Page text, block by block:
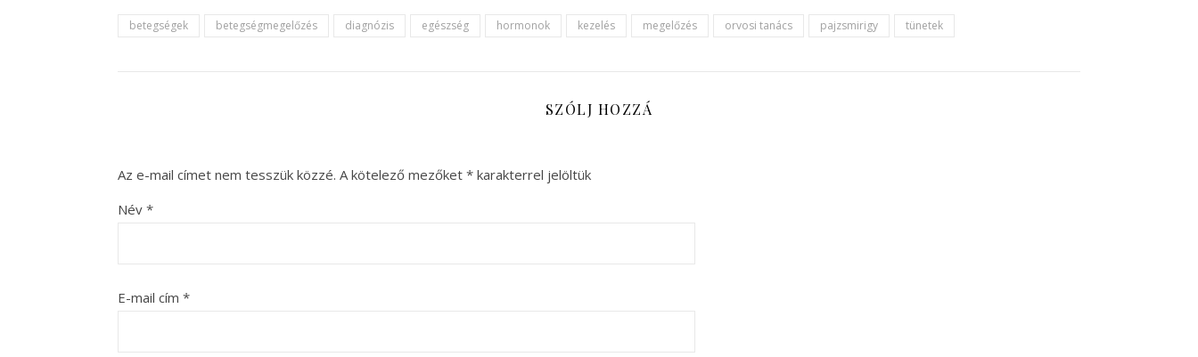
betegségek betegségmegelőzés diagnózis egészség hormonok kezelés megelőzés orvosi tanács pajzsmirigy tünetek
SZÓLJ HOZZÁ
Az e-mail címet nem tesszük közzé. A kötelező mezőket * karakterrel jelöltük
Név *
E-mail cím *